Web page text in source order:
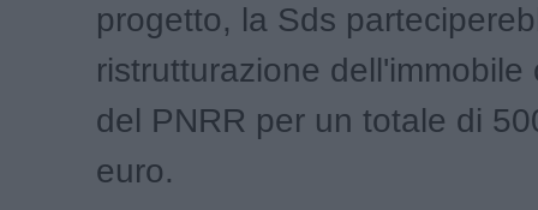
progetto, la Sds
ristrutturazione dell'immobile
del PNRR per un totale di
euro.